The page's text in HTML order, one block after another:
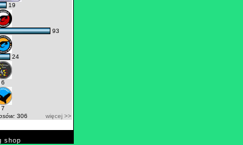
19
93
24
6
7
306 więcej >>
shop